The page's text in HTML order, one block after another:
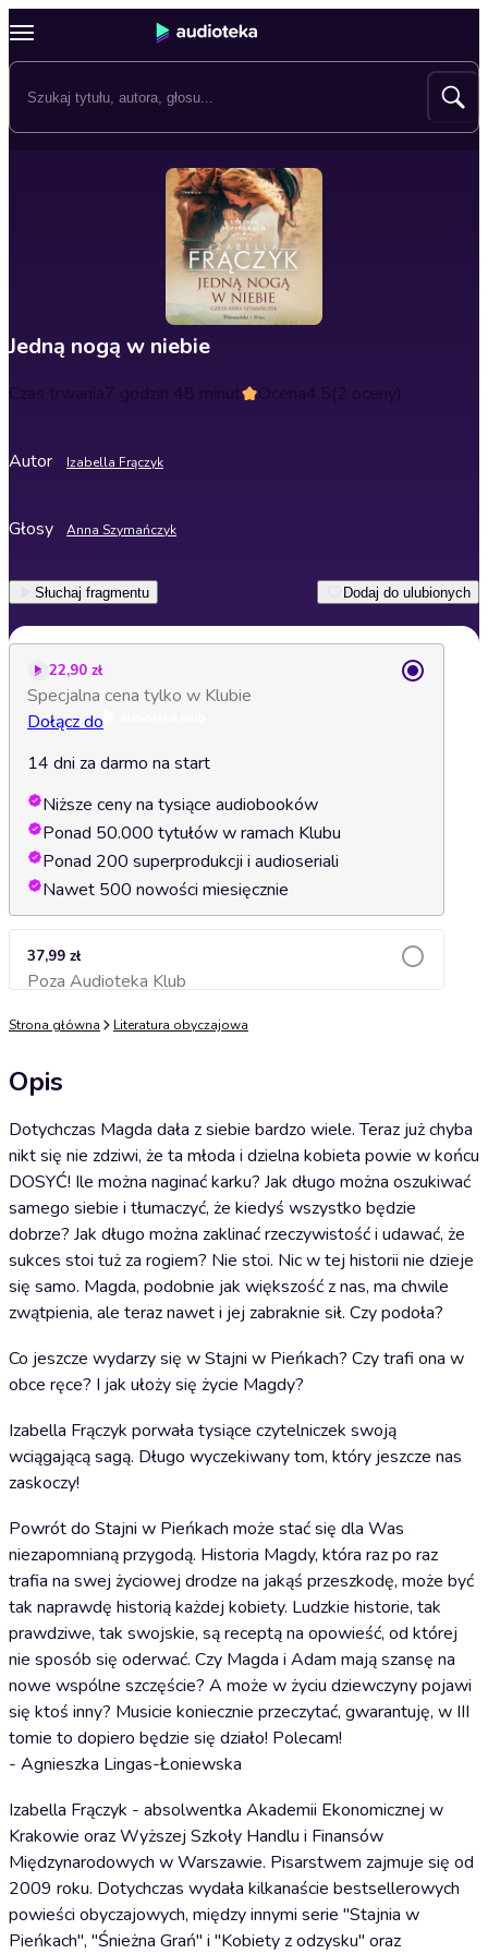
Jedną nogą w niebie
Czas trwania7 godzin 48 minut Ocena4.5(2 oceny)
Autor Izabella Frączyk
Głosy Anna Szymańczyk
Słuchaj fragmentu Dodaj do ulubionych
22,90 zł
Specjalna cena tylko w Klubie
Dołącz do
14 dni za darmo na start
Niższe ceny na tysiące audiobooków
Ponad 50.000 tytułów w ramach Klubu
Ponad 200 superprodukcji i audioseriali
Nawet 500 nowości miesięcznie
37,99 zł
Poza Audioteka KlubDodaj do koszyka
Strona główna Literatura obyczajowa
Opis
Dotychczas Magda dała z siebie bardzo wiele. Teraz już chyba
nikt się nie zdziwi, że ta młoda i dzielna kobieta powie w końcu
DOSYĆ! Ile można naginać karku? Jak długo można oszukiwać
samego siebie i tłumaczyć, że kiedyś wszystko będzie
dobrze? Jak długo można zaklinać rzeczywistość i udawać, że
sukces stoi tuż za rogiem? Nie stoi. Nic w tej historii nie dzieje
się samo. Magda, podobnie jak większość z nas, ma chwile
zwątpienia, ale teraz nawet i jej zabraknie sił. Czy podoła?
Co jeszcze wydarzy się w Stajni w Pieńkach? Czy trafi ona w
obce ręce? I jak ułoży się życie Magdy?
Izabella Frączyk porwała tysiące czytelniczek swoją
wciągającą sagą. Długo wyczekiwany tom, który jeszcze nas
zaskoczy!
Powrót do Stajni w Pieńkach może stać się dla Was
niezapomnianą przygodą. Historia Magdy, która raz po raz
trafia na swej życiowej drodze na jakąś przeszkodę, może być
tak naprawdę historią każdej kobiety. Ludzkie historie, tak
prawdziwe, tak swojskie, są receptą na opowieść, od której
nie sposób się oderwać. Czy Magda i Adam mają szansę na
nowe wspólne szczęście? A może w życiu dziewczyny pojawi
się ktoś inny? Musicie koniecznie przeczytać, gwarantuję, w III
tomie to dopiero będzie się działo! Polecam!
- Agnieszka Lingas-Łoniewska
Izabella Frączyk - absolwentka Akademii Ekonomicznej w
Krakowie oraz Wyższej Szkoły Handlu i Finansów
Międzynarodowych w Warszawie. Pisarstwem zajmuje się od
2009 roku. Dotychczas wydała kilkanaście bestsellerowych
powieści obyczajowych, między innymi serie "Stajnia w
Pieńkach", "Śnieżna Grań" i "Kobiety z odzysku" oraz